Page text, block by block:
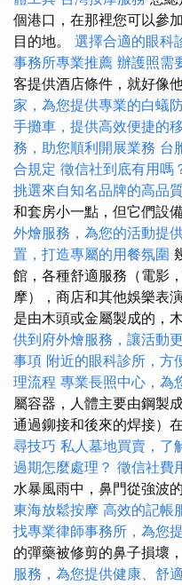
個港口，在那裡您可以參
目的地。 選擇合適的眼科
事務所專業推薦 辦護照需
客提供酒店條件，就好像
家，為您提供專業的白蟻
手攤車，提供高效便捷的
務，助您順利開展業務 台
合規定 徵信社到底有用嗎
挑選來自知名品牌的高品
和套房小一點，但它們設
外燴服務，為您的活動提
置，打造專屬的用餐氛圍
館，各種舒適服務（電影
摩），商店和其他娛樂表
是由木頭或金屬製成的，
供到府外燴服務，讓活動
事項 附近的眼科診所，方
理流程 專業長照中心，為
屬容器，人體主要由鋼製
通過鉚接和後來的焊接）
尋技巧 私人墓地買賣，了
過期怎麼處理？ 徵信社費
水暴風雨中，鼻門從強波
東海放鬆按摩 高效的記帳
找專業律師事務所，為您
的彈藥被修剪的鼻子損壞
服務，為您提供健康、舒